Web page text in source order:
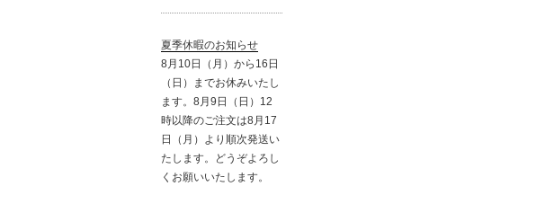
夏季休暇のお知らせ
8月10日（月）から16日
（日）までお休みいたし
ます。8月9日（日）12
時以降のご注文は8月17
日（月）より順次発送い
たします。どうぞよろし
くお願いいたします。